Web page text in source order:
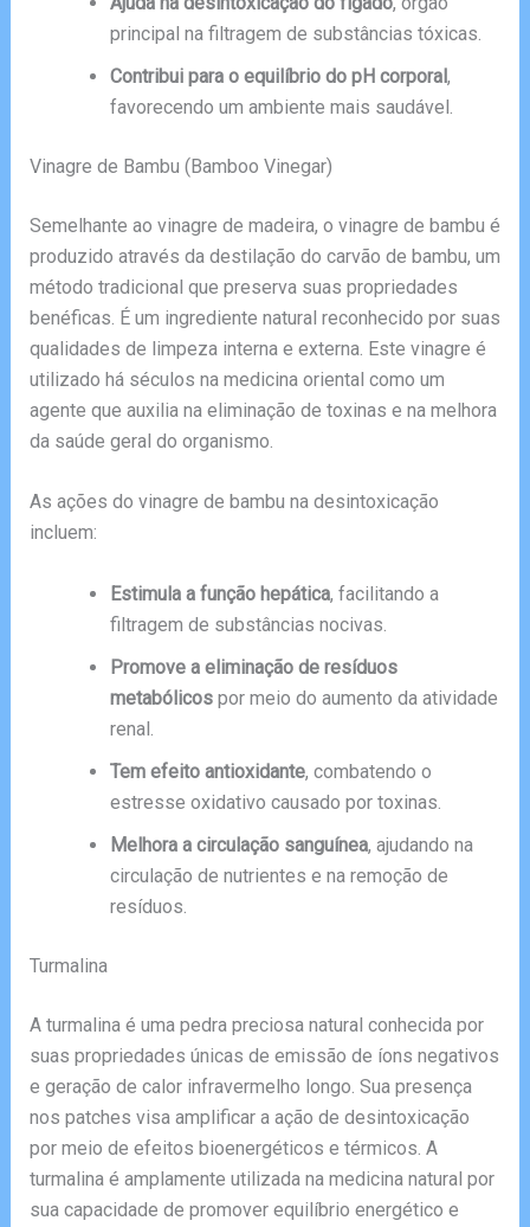
principal na filtragem de substâncias tóxicas.
Contribui para o equilíbrio do pH corporal,
favorecendo um ambiente mais saudável.
Vinagre de Bambu (Bamboo Vinegar)
Semelhante ao vinagre de madeira, o vinagre de bambu é
produzido através da destilação do carvão de bambu, um
método tradicional que preserva suas propriedades
benéficas. É um ingrediente natural reconhecido por suas
qualidades de limpeza interna e externa. Este vinagre é
utilizado há séculos na medicina oriental como um
agente que auxilia na eliminação de toxinas e na melhora
da saúde geral do organismo.
As ações do vinagre de bambu na desintoxicação
incluem:
Estimula a função hepática, facilitando a
filtragem de substâncias nocivas.
Promove a eliminação de resíduos
metabólicospor meio do aumento da atividade
renal.
Tem efeito antioxidante, combatendo o
estresse oxidativo causado por toxinas.
Melhora a circulação sanguínea, ajudando na
circulação de nutrientes e na remoção de
resíduos.
Turmalina
A turmalina é uma pedra preciosa natural conhecida por
suas propriedades únicas de emissão de íons negativos
e geração de calor infravermelho longo. Sua presença
nos patches visa amplificar a ação de desintoxicação
por meio de efeitos bioenergéticos e térmicos. A
turmalina é amplamente utilizada na medicina natural por
sua capacidade de promover equilíbrio energético e